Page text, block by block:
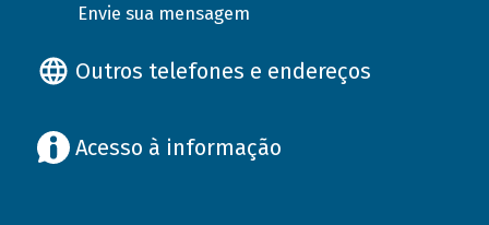
Envie sua mensagem
Outros telefones e endereços
Acesso à informação